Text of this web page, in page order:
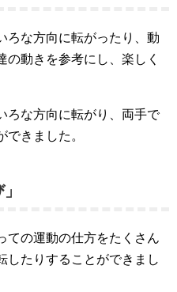
ろな方向に転がったり、動
動きを参考にし、楽しく
ろな方向に転がり、両手で
できました。
ての運動の仕方をたくさん
したりすることができまし